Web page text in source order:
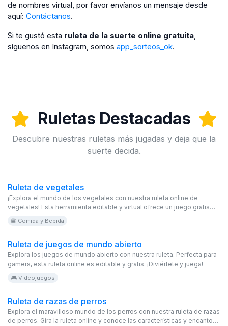
de nombres virtual, por favor envíanos un mensaje desde
aquí: Contáctanos.
Si te gustó esta ruleta de la suerte online gratuita,
síguenos en Instagram, somos app_sorteos_ok.
Ruletas Destacadas
Descubre nuestras ruletas más jugadas y deja que la
suerte decida.
Ruleta de vegetales
¡Explora el mundo de los vegetales con nuestra ruleta online de
vegetales! Esta herramienta editable y virtual ofrece un juego gratis
conocidos hasta los más exóticos. ¿Qué vegetal descubrirás hoy?
🍔 Comida y Bebida
Ruleta de juegos de mundo abierto
Explora los juegos de mundo abierto con nuestra ruleta. Perfecta para
gamers, esta ruleta online es editable y gratis. ¡Diviértete y juega!
🎮 Videojuegos
Ruleta de razas de perros
Explora el maravilloso mundo de los perros con nuestra ruleta de razas
de perros. Gira la ruleta online y conoce las características y encantos